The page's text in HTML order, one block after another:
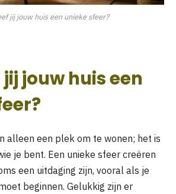
jij jouw huis een unieke sfeer?
jij jouw huis een
alleen een plek om te wonen; het is
je bent. Een unieke sfeer creëren
een uitdaging zijn, vooral als je
beginnen. Gelukkig zijn er